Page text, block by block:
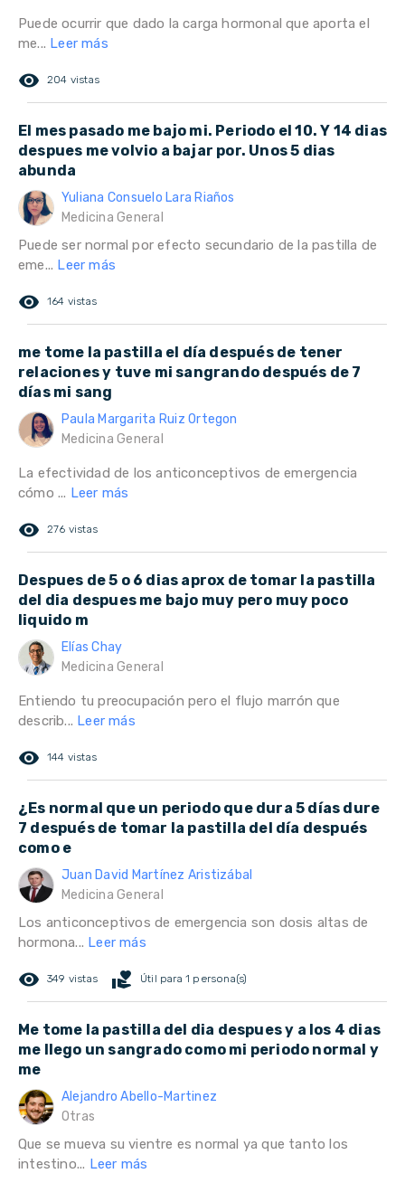
Puede ocurrir que dado la carga hormonal que aporta el
me... Leer más
remove_red_eye 204 vistas
El mes pasado me bajo mi. Periodo el 10. Y 14 dias
despues me volvio a bajar por. Unos 5 dias
abunda
Yuliana Consuelo Lara Riaños
Medicina General
Puede ser normal por efecto secundario de la pastilla de
eme... Leer más
remove_red_eye 164 vistas
me tome la pastilla el día después de tener
relaciones y tuve mi sangrando después de 7
días mi sang
Paula Margarita Ruiz Ortegon
Medicina General
La efectividad de los anticonceptivos de emergencia
cómo ... Leer más
remove_red_eye 276 vistas
Despues de 5 o 6 dias aprox de tomar la pastilla
del dia despues me bajo muy pero muy poco
liquido m
Elías Chay
Medicina General
Entiendo tu preocupación pero el flujo marrón que
describ... Leer más
remove_red_eye 144 vistas
¿Es normal que un periodo que dura 5 días dure
7 después de tomar la pastilla del día después
como e
Juan David Martínez Aristizábal
Medicina General
Los anticonceptivos de emergencia son dosis altas de
hormona... Leer más
remove_red_eye 349 vistas volunteer_activism Útil para 1 persona(s)
Me tome la pastilla del dia despues y a los 4 dias
me llego un sangrado como mi periodo normal y
me
Alejandro Abello-Martinez
Otras
Que se mueva su vientre es normal ya que tanto los
intestino... Leer más